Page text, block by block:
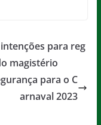
para reg
magistério
para o C
arnaval 2023